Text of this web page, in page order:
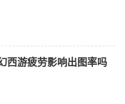
西游疲劳影响出图率吗